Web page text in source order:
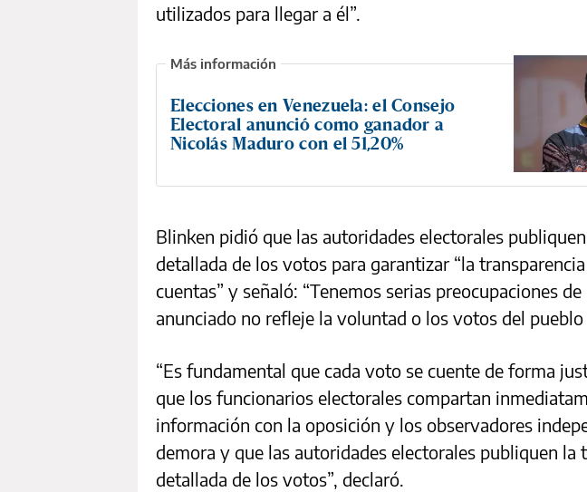
utilizados para llegar a él”.
Elecciones en Venezuela: el Consejo
Electoral anunció como ganador a
Nicolás Maduro con el 51,20%
Blinken pidió que las autoridades electorales
detallada de los votos para garantizar “la
cuentas” y señaló: “Tenemos serias preocupaciones
anunciado no refleje la voluntad o los votos del pueblo
“Es fundamental que cada voto se cuente de forma
que los funcionarios electorales compartan
información con la oposición y los observadores
demora y que las autoridades electorales publiquen la
detallada de los votos”, declaró.